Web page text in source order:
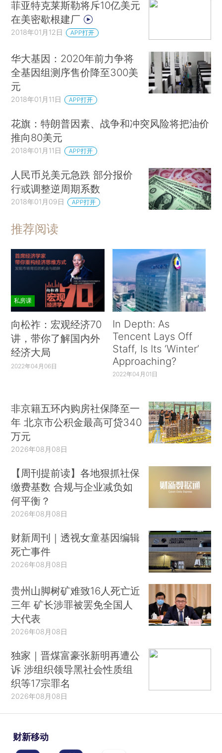
菲亚特克莱斯勒将斥10亿美元
在美密歇根建厂
2018年01月12日 APP打开
华大基因：2020年前力争将
全基因组测序售价降至300美
元
2018年01月11日 APP打开
花旗：特朗普因素、战争和冲突风险将把油价
推向80美元
2018年01月11日 APP打开
人民币兑美元急跌 部分报价
行或调整逆周期系数
2018年01月09日 APP打开
推荐阅读
私房课
向松祚：宏观经济70
讲，带你了解国内外
经济大局
2022年04月06日
In Depth: As
Tencent Lays Off
Staff, Is Its ‘Winter’
Approaching?
2022年04月01日
非京籍五环内购房社保降至一
年 北京市公积金最高可贷340
万元
2026年08月08日
【周刊提前读】各地狠抓社保
缴费基数 合规与企业减负如
何平衡？
2026年08月08日
财新周刊｜透视女童基因编辑
死亡事件
2026年08月08日
贵州山脚树矿难致16人死亡近
三年 矿长涉罪被罢免全国人
大代表
2026年08月08日
独家｜晋煤富豪张新明再遭公
诉 涉组织领导黑社会性质组
织等17宗罪名
2026年08月08日
财新移动